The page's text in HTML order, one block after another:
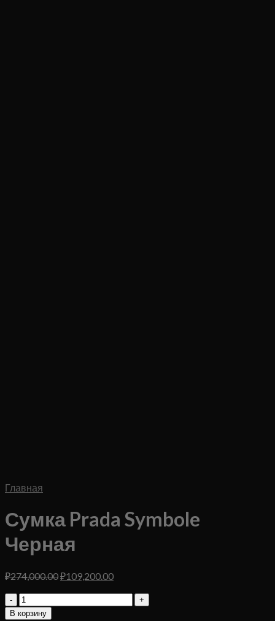
Главная
Сумка Prada Symbole
Черная
₽274,000.00Первоначальная
₽109,200.00Текущая
₽109,200.00.
Количество
товара
В корзину